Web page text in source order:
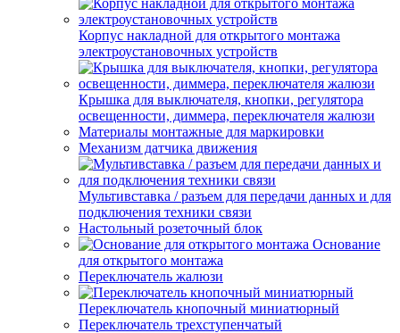
Корпус накладной для открытого монтажа
электроустановочных устройств
Крышка для выключателя, кнопки, регулятора
освещенности, диммера, переключателя жалюзи
Материалы монтажные для маркировки
Механизм датчика движения
Мультивставка / разъем для передачи данных и для
подключения техники связи
Настольный розеточный блок
Основание
для открытого монтажа
Переключатель жалюзи
Переключатель кнопочный миниатюрный
Переключатель трехступенчатый